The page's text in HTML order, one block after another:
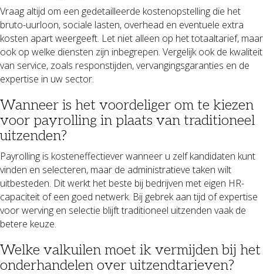
Vraag altijd om een gedetailleerde kostenopstelling die het
bruto-uurloon, sociale lasten, overhead en eventuele extra
kosten apart weergeeft. Let niet alleen op het totaaltarief, maar
ook op welke diensten zijn inbegrepen. Vergelijk ook de kwaliteit
van service, zoals responstijden, vervangingsgaranties en de
expertise in uw sector.
Wanneer is het voordeliger om te kiezen
voor payrolling in plaats van traditioneel
uitzenden?
Payrolling is kosteneffectiever wanneer u zelf kandidaten kunt
vinden en selecteren, maar de administratieve taken wilt
uitbesteden. Dit werkt het beste bij bedrijven met eigen HR-
capaciteit of een goed netwerk. Bij gebrek aan tijd of expertise
voor werving en selectie blijft traditioneel uitzenden vaak de
betere keuze.
Welke valkuilen moet ik vermijden bij het
onderhandelen over uitzendtarieven?